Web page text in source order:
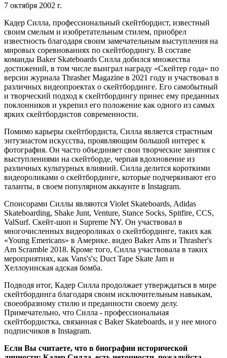
7 октября 2002 г.
Кадер Силла, профессиональный скейтбордист, известный
своим смелым и изобретательным стилем, приобрел
известность благодаря своим замечательным выступления на
мировых соревнованиях по скейтбордингу. В составе
команды Baker Skateboards Силла добился множества
достижений, в том числе выиграл награду «Скейтер года» по
версии журнала Thrasher Magazine в 2021 году и участвовал в
различных видеопроектах о скейтбординге. Его самобытный
и творческий подход к скейтбордингу принес ему преданных
поклонников и укрепил его положение как одного из самых
ярких скейтбордистов современности.
Помимо карьеры скейтбордиста, Силла является страстным
энтузиастом искусства, проявляющим большой интерес к
фотография. Он часто объединяет свои творческие занятия с
выступлениями на скейтборде, черпая вдохновение из
различных культурных влияний. Силла делится короткими
видеороликами о скейтбординге, которые подчеркивают его
таланты, в своем популярном аккаунте в Instagram.
Спонсорами Силлы являются Violet Skateboards, Adidas
Skateboarding, Shake Junt, Venture, Stance Socks, Spitfire, CCS,
ValSurf. Скейт-шоп и Supreme NY. Он участвовал в
многочисленных видеороликах о скейтбординге, таких как
«Young Emericans» в Америке. видео Baker Ams и Thrasher's
Am Scramble 2018. Кроме того, Силла участвовала в таких
мероприятиях, как Vans's's; Duct Tape Skate Jam и
Хеллоуинская адская бомба.
Подводя итог, Кадер Силла продолжает утверждаться в мире
скейтбординга благодаря своим исключительным навыкам,
своеобразному стилю и преданности своему делу.
Примечательно, что Силла - профессиональная
скейтбордистка, связанная с Baker Skateboards, и у нее много
подписчиков в Instagram.
Если Вы считаете, что в биографии исторической